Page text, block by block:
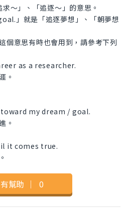
～」、「追逐～」的意思。
」就是「追逐夢想」、「朝夢想
個意思有時也會用到，請參考下列
as a researcher.
。
my dream / goal.
。
it comes true.
有幫助 ｜ 0